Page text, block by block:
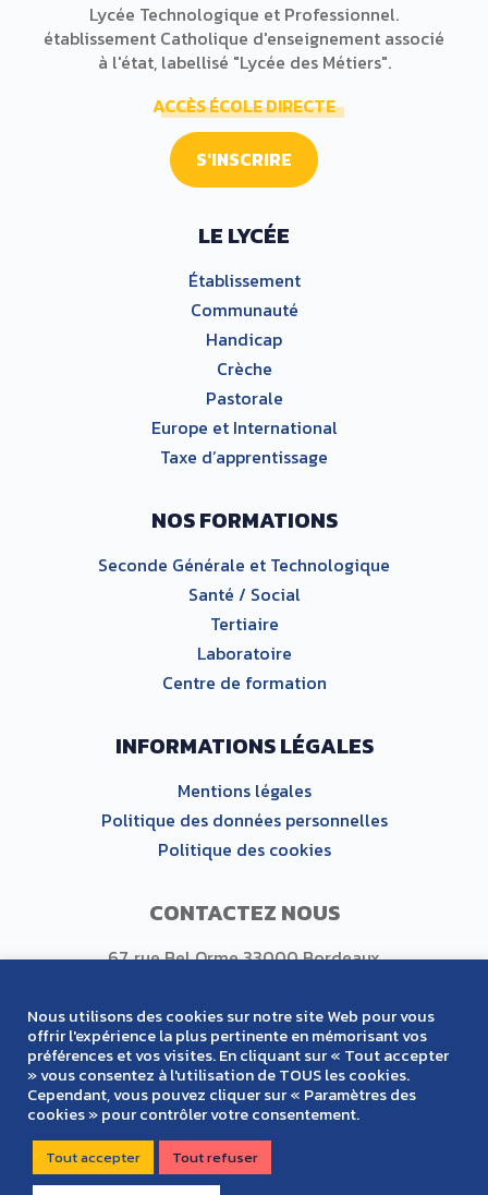
Lycée Technologique et Professionnel.
établissement Catholique d'enseignement associé
à l'état, labellisé "Lycée des Métiers".
ACCÈS ÉCOLE DIRECTE
S'INSCRIRE
LE LYCÉE
Établissement
Communauté
Handicap
Crèche
Pastorale
Europe et International
Taxe d’apprentissage
NOS FORMATIONS
Seconde Générale et Technologique
Santé / Social
Tertiaire
Laboratoire
Centre de formation
INFORMATIONS LÉGALES
Mentions légales
Politique des données personnelles
Politique des cookies
CONTACTEZ NOUS
67, rue Bel Orme 33000 Bordeaux
Tel : +33 (0)5 56 00 87 97
SUIVEZ NOUS
Nous utilisons des cookies sur notre site Web pour vous
offrir l'expérience la plus pertinente en mémorisant vos
préférences et vos visites. En cliquant sur « Tout accepter
» vous consentez à l'utilisation de TOUS les cookies.
Cependant, vous pouvez cliquer sur « Paramètres des
cookies » pour contrôler votre consentement.
Tout accepter Tout refuser